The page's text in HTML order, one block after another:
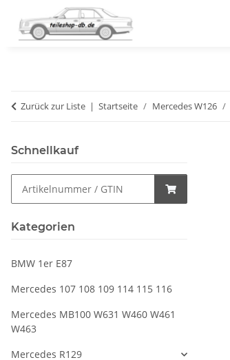
Zurück zur Liste Startseite Mercedes W126
Schnellkauf
Kategorien
BMW 1er E87
Mercedes 107 108 109 114 115 116
Mercedes MB100 W631 W460 W461
W463
Mercedes R129